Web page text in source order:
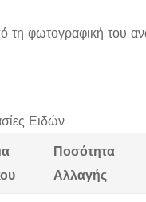
τη φωτογραφική του
Ειδών
Ποσότητα
Αλλαγής